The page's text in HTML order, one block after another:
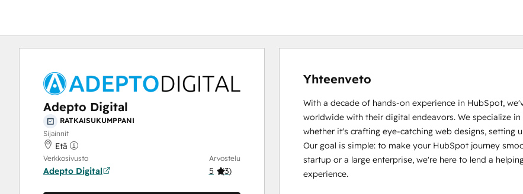
Adepto Digital
RATKAISUKUMPPANI
Sijainnit
Etä
Verkkosivusto
Adepto Digital
Arvostelu
5 (3)
Yhteenveto
With a decade of hands-on experience in HubSpot,
worldwide with their digital endeavors. We specialize
whether it's crafting eye-catching web designs,
Our goal is simple: to make your HubSpot journey
startup or a large enterprise, we're here to lend a
experience.